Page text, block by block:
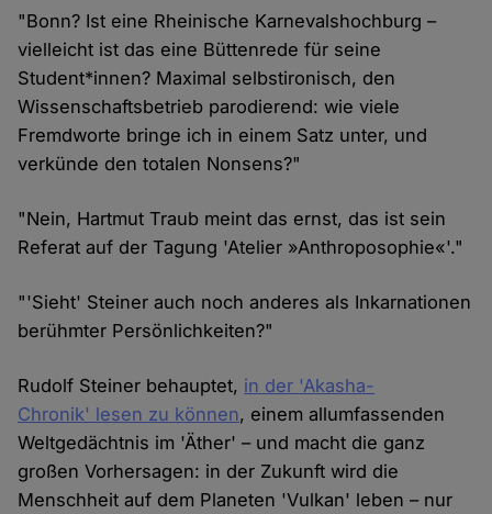
"Bonn? Ist eine Rheinische Karnevalshochburg –
vielleicht ist das eine Büttenrede für seine
Student*innen? Maximal selbstironisch, den
Wissenschaftsbetrieb parodierend: wie viele
Fremdworte bringe ich in einem Satz unter, und
verkünde den totalen Nonsens?"
"Nein, Hartmut Traub meint das ernst, das ist sein
Referat auf der Tagung 'Atelier »Anthroposophie«'."
"'Sieht' Steiner auch noch anderes als Inkarnationen
berühmter Persönlichkeiten?"
Rudolf Steiner behauptet, in der 'Akasha-
Chronik' lesen zu können, einem allumfassenden
Weltgedächtnis im 'Äther' – und macht die ganz
großen Vorhersagen: in der Zukunft wird die
Menschheit auf dem Planeten 'Vulkan' leben – nur